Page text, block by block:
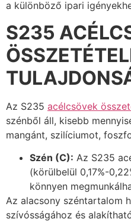
a különböző ipari
S235
Az S235 acélcsövek
szénből áll, kisebb
mangánt, szilíciumot,
Szén (C): Az S235
(körülbelül 0,17%-
könnyen
Az alacsony széntartalom
szívósságához és